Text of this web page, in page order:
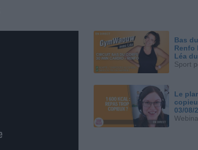
Bas
Renfo
Léa
Sport
Le
03/08/